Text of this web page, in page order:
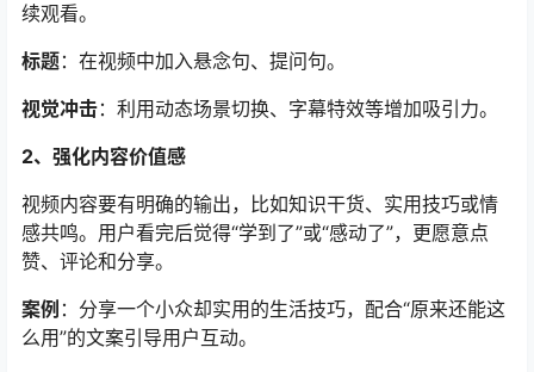
续观看。
标题：在视频中加入悬念句、提问句。
视觉冲击：利用动态场景切换、字幕特效等增加吸引力。
2、强化内容价值感
视频内容要有明确的输出，比如知识干货、实用技巧或情
感共鸣。用户看完后觉得“学到了”或“感动了”，更愿意点
赞、评论和分享。
案例 ：分享一个小众却实用的生活技巧，配合“原来还能这
么用”的文案引导用户互动。